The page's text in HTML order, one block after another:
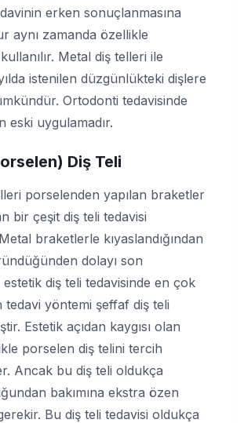
erken sonuçlanmasına
aynı zamanda özellikle
Metal diş telleri ile
istenilen düzgünlükteki dişlere
Ortodonti tedavisinde
eski uygulamadır.
Diş Teli
porselenden yapılan braketler
bir çeşit diş teli tedavisi
braketlerle kıyaslandığından
dolayı son
diş teli tedavisinde en çok
tedavi yöntemi şeffaf diş teli
Estetik açıdan kaygısı olan
porselen diş telini tercih
Ancak bu diş teli oldukça
bakımına ekstra özen
Bu diş teli tedavisi oldukça